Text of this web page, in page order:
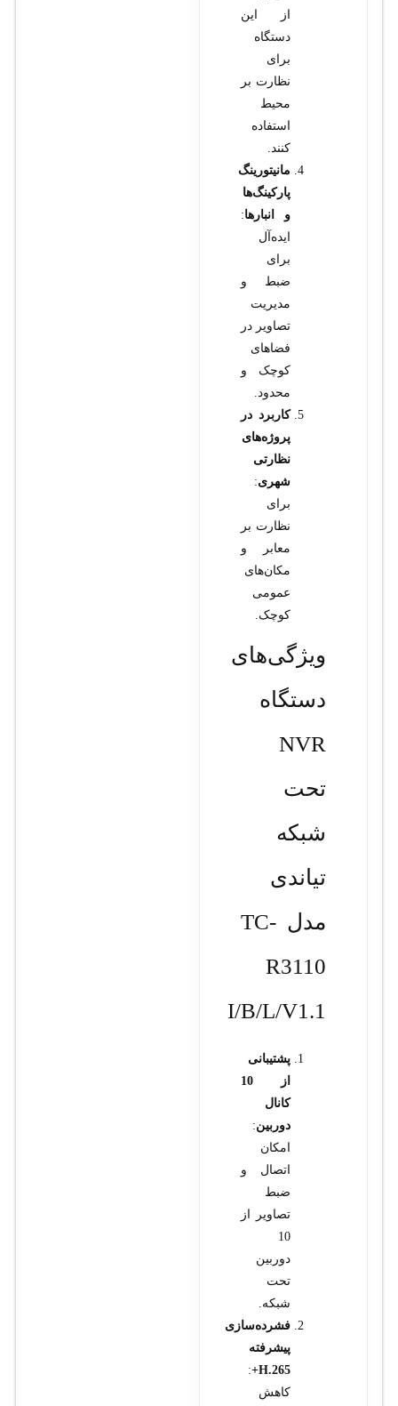
از این
دستگاه
برای
نظارت بر
محیط
استفاده
کنند.
مانیتورینگ
پارکینگ‌ها
و انبارها:
ایده‌آل
برای
ضبط و
مدیریت
تصاویر در
فضاهای
کوچک و
محدود.
کاربرد در
پروژه‌های
نظارتی
شهری:
برای
نظارت بر
معابر و
مکان‌های
عمومی
کوچک.
ویژگی‌های
دستگاه
NVR
تحت
شبکه
تیاندی
مدل TC-
R3110
I/B/L/V1.1
پشتیبانی
از 10
کانال
دوربین:
امکان
اتصال و
ضبط
تصاویر از
10
دوربین
تحت
شبکه.
فشرده‌سازی
پیشرفته
H.265+
:
کاهش